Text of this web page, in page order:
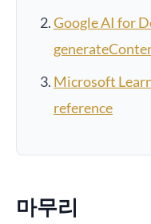
Google AI for
Microsoft
reference
마무리